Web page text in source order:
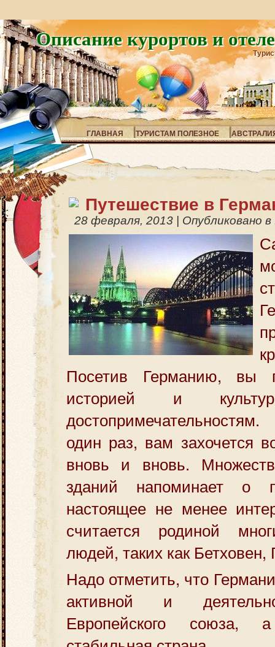
Описание курортов и
ГЛАВНАЯ ТУРИСТАМ ПОЛЕЗНОЕ
Путешествие в
28 февраля, 2013 Опубликовано в
Посетив Германию, вы
историей и
один раз, вам захочется
вновь и вновь.
зданий напоминает
настоящее не менее
считается родиной
людей, таких как Бетховен,
Надо отметить, что
активной и
Европейского союза,